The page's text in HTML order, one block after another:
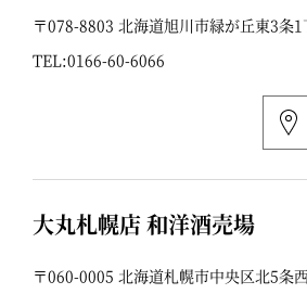
〒078-8803 北海道旭川市緑が丘東3条
TEL:0166-60-6066
大丸札幌店 和洋酒売場
〒060-0005 北海道札幌市中央区北5条